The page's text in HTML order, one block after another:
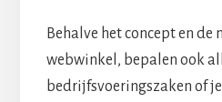
Behalve het concept en de
webwinkel, bepalen ook
bedrijfsvoeringszaken of